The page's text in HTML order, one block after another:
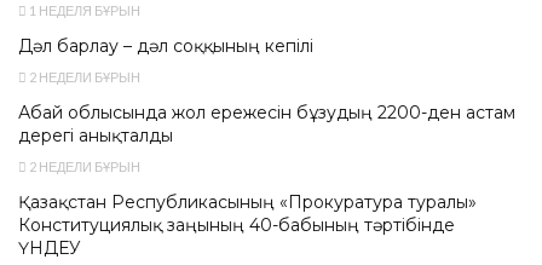
1 НЕДЕЛЯ БҰРЫН
Дәл барлау – дәл соққының кепілі
2 НЕДЕЛИ БҰРЫН
Абай облысында жол ережесін бұзудың 2200-ден астам
дерегі анықталды
2 НЕДЕЛИ БҰРЫН
Қазақстан Республикасының «Прокуратура туралы»
Конституциялық заңының 40-бабының тәртібінде
ҮНДЕУ